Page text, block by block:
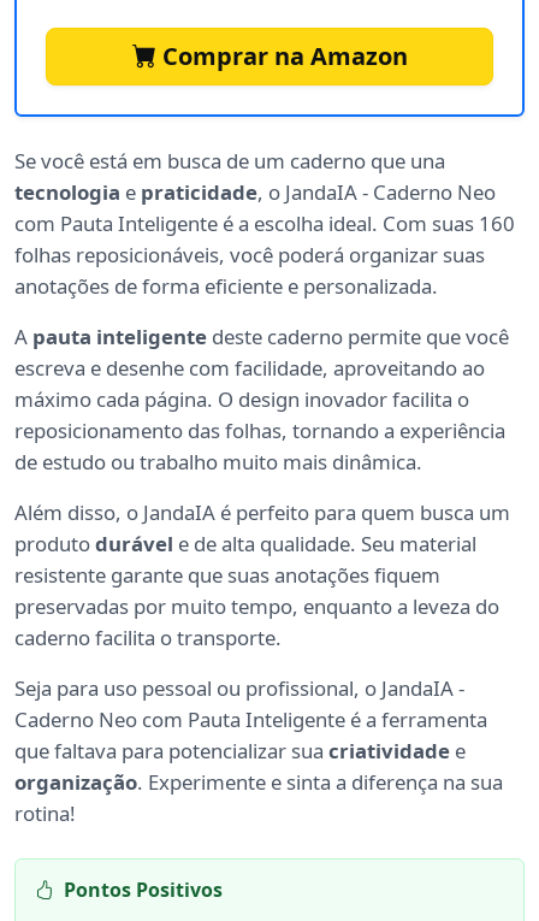
Comprar na Amazon
Se você está em busca de um caderno que una
tecnologia e praticidade, o JandaIA - Caderno Neo
com Pauta Inteligente é a escolha ideal. Com suas 160
folhas reposicionáveis, você poderá organizar suas
anotações de forma eficiente e personalizada.
A pauta inteligente deste caderno permite que você
escreva e desenhe com facilidade, aproveitando ao
máximo cada página. O design inovador facilita o
reposicionamento das folhas, tornando a experiência
de estudo ou trabalho muito mais dinâmica.
Além disso, o JandaIA é perfeito para quem busca um
produtodurável e de alta qualidade. Seu material
resistente garante que suas anotações fiquem
preservadas por muito tempo, enquanto a leveza do
caderno facilita o transporte.
Seja para uso pessoal ou profissional, o JandaIA -
Caderno Neo com Pauta Inteligente é a ferramenta
que faltava para potencializar sua criatividade e
organização. Experimente e sinta a diferença na sua
rotina!
Pontos Positivos